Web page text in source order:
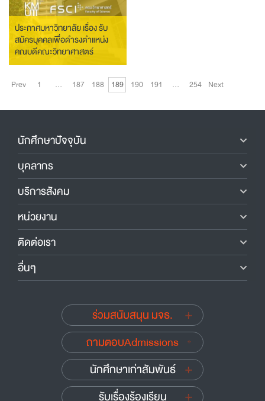
ประกาศมหาวิทยาลัย เรื่อง รับ
สมัครบุคคลเพื่อดำรงตำแหน่ง
คณบดีคณะวิทยาศาสตร์
Prev 1 … 187 188 189 190 191 … 254 Next
นักศึกษาปัจจุบัน
บุคลากร
บริการสังคม
หน่วยงาน
ติดต่อเรา
อื่นๆ
ร่วมสนับสนุน มจธ.
ถามตอบAdmissions
นักศึกษาเก่าสัมพันธ์
รับเรื่องร้องเรียน